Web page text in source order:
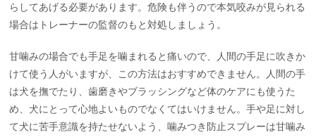
らしてあげる必要があります。危険も伴うので本気咬みが見られる
場合はトレーナーの監督のもと対処しましょう。
甘噛みの場合でも手足を噛まれると痛いので、人間の手足に吹きか
けて使う人がいますが、この方法はおすすめできません。人間の手
は犬を撫でたり、歯磨きやブラッシングなど体のケアにも使うた
め、犬にとって心地よいものでなくてはいけません。手や足に対し
て犬に苦手意識を持たせないよう、噛みつき防止スプレーは甘噛み